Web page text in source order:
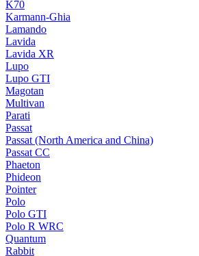
K70
Karmann-Ghia
Lamando
Lavida
Lavida XR
Lupo
Lupo GTI
Magotan
Multivan
Parati
Passat
Passat (North America and China)
Passat CC
Phaeton
Phideon
Pointer
Polo
Polo GTI
Polo R WRC
Quantum
Rabbit